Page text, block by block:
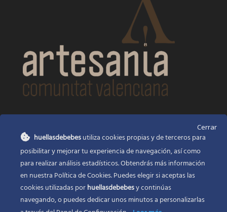
Huellas de bebés
Santa Ana, 22Alcasser Valencia 46290
625 120 591
info@huellasdebebes.com
Cerrar
huellasdebebesutiliza cookies propias y de terceros para
posibilitar y mejorar tu experiencia de navegación, así como
para realizar análisis estadísticos. Obtendrás más información
en nuestra Política de Cookies. Puedes elegir si aceptas las
cookies utilizadas porhuellasdebebesy continúas
navegando, o puedes dedicar unos minutos a personalizarlas